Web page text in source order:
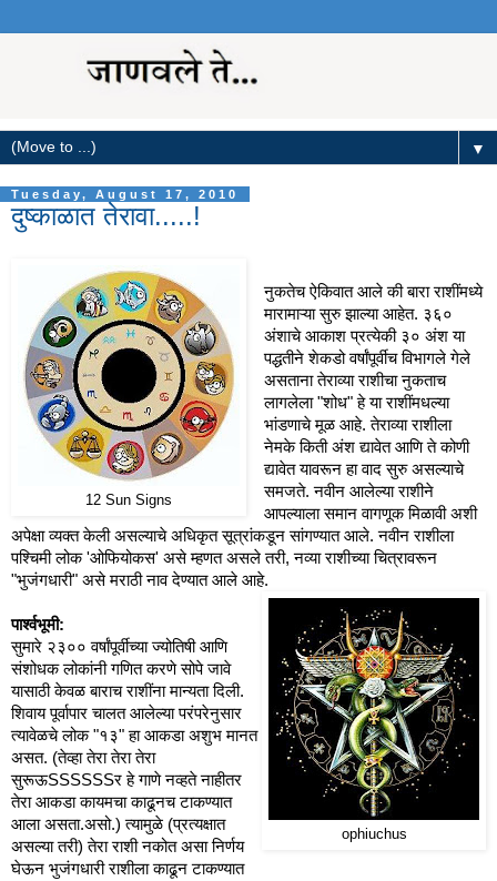
▼
Tuesday, August 17, 2010
दुष्काळात तेरावा.....!
12 Sun Signs
नुकतेच ऐकिवात आले की बारा राशींमध्ये
मारामाऱ्या सुरु झाल्या आहेत. ३६०
अंशाचे आकाश प्रत्येकी ३० अंश या
पद्धतीने शेकडो वर्षांपूर्वीच विभागले गेले
असताना तेराव्या राशीचा नुकताच
लागलेला "शोध" हे या राशींमधल्या
भांडणाचे मूळ आहे. तेराव्या राशीला
नेमके किती अंश द्यावेत आणि ते कोणी
द्यावेत यावरून हा वाद सुरु असल्याचे
समजते. नवीन आलेल्या राशीने
आपल्याला समान वागणूक मिळावी अशी
अपेक्षा व्यक्त केली असल्याचे अधिकृत सूत्रांकडून सांगण्यात आले. नवीन राशीला
पश्चिमी लोक 'ओफियोकस' असे म्हणत असले तरी, नव्या राशीच्या चित्रावरून
"भुजंगधारी" असे मराठी नाव देण्यात आले आहे.
ophiuchus
पार्श्वभूमी:
सुमारे २३०० वर्षांपूर्वीच्या ज्योतिषी आणि
संशोधक लोकांनी गणित करणे सोपे जावे
यासाठी केवळ बाराच राशींना मान्यता दिली.
शिवाय पूर्वापार चालत आलेल्या परंपरेनुसार
त्यावेळचे लोक "१३" हा आकडा अशुभ मानत
असत. (तेव्हा तेरा तेरा तेरा
सुरूऊSSSSSSर हे गाणे नव्हते नाहीतर
तेरा आकडा कायमचा काढूनच टाकण्यात
आला असता.असो.) त्यामुळे (प्रत्यक्षात
असल्या तरी) तेरा राशी नकोत असा निर्णय
घेऊन भुजंगधारी राशीला काढून टाकण्यात